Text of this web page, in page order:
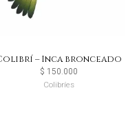
– Inca bronceado
$ 150.000
Colibríes